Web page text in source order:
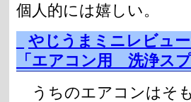
個人的には嬉しい。
やじうまミニレビュ
「エアコン用 洗浄スプ
うちのエアコンはそ